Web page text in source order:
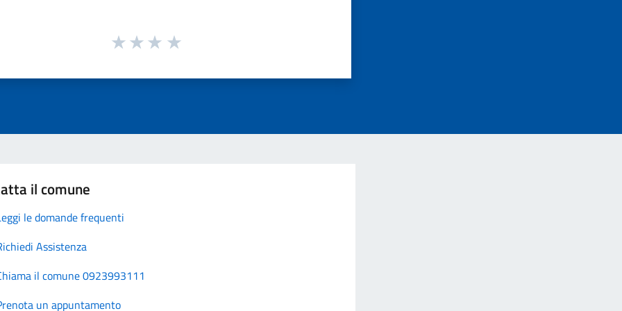
il comune
le domande frequenti
Assistenza
il comune 0923993111
un appuntamento